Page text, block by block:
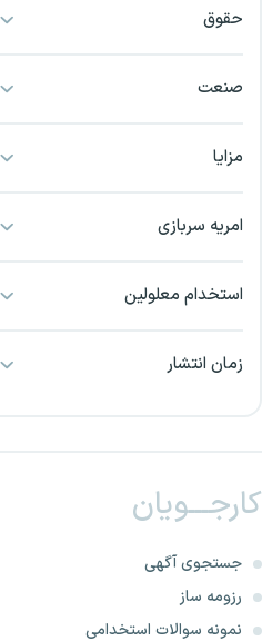
بندرعباس
خراسان شمالی
خرم آباد
خوزستان
حقوق
صنعت
مزایا
امریه سربازی
استخدام معلولین
زمان انتشار
کارجـــویان
جستجوی آگهی
رزومه ساز
نمونه سوالات استخدامی